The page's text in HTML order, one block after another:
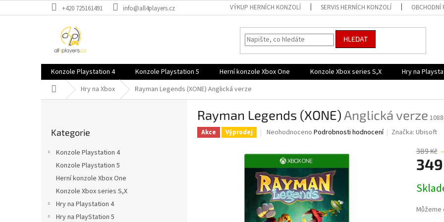
na
+420 725161491 info@all4players.cz VÝKUP HERNÍCH KONZOLÍ SERVIS HERNÍCH KONZOLÍ OBCHODNÍ
HLEDAT
Konzole Playstation 4 Konzole Playstation 5 Herní konzole Xbox One Konzole Xbox series S,X Hry na
Domů Hry na Xbox Rayman Legends (XONE) Anglická verze
kategorie
Kategorie
Konzole Playstation 4
Konzole Playstation 5
Herní konzole Xbox One
Konzole Xbox series S,X
Hry na Playstation 4
Hry na PlayStation 5
Rayman Legends (XONE)Anglická verze
Akce Výprodej
Průměrné
0,0
z
5
hvězdiček.
Neohodnoceno Podrobnosti hodnocení Značka:Ubisoft
389 Kč
cena:
Můžeme